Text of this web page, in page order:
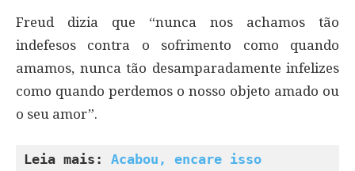
Freud dizia que “nunca nos achamos tão
indefesos contra o sofrimento como quando
amamos, nunca tão desamparadamente infelizes
como quando perdemos o nosso objeto amado ou
o seu amor”.
Leia mais: Acabou, encare isso